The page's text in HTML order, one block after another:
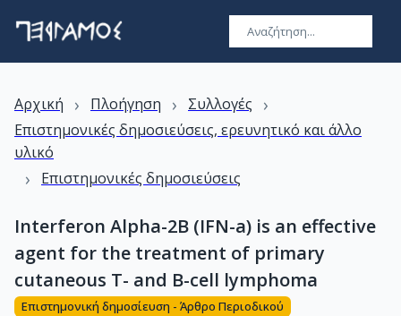
Αρχική › Πλοήγηση › Συλλογές ›
Επιστημονικές δημοσιεύσεις, ερευνητικό και άλλο
υλικό
› Επιστημονικές δημοσιεύσεις
Interferon Alpha-2B (IFN-a) is an effective
agent for the treatment of primary
cutaneous T- and B-cell lymphoma
Επιστημονική δημοσίευση - Άρθρο Περιοδικού